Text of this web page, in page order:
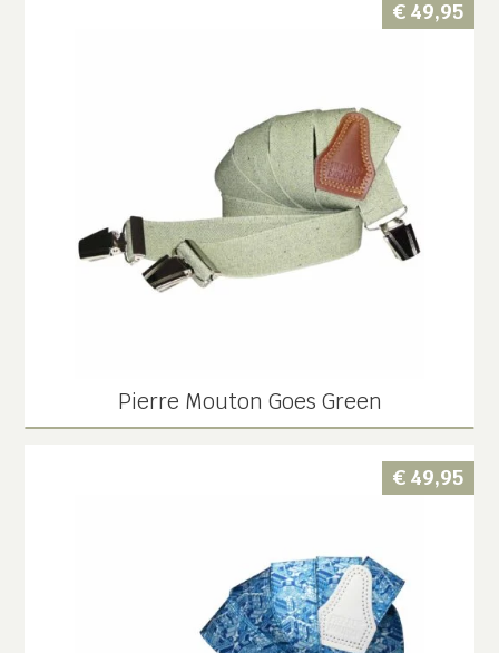
€49,95
Pierre Mouton Goes Green
€49,95